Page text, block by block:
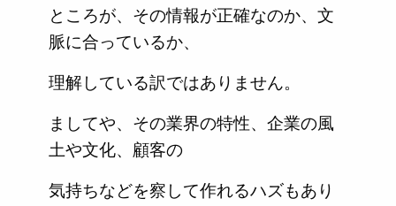
ところが、その情報が正確なのか、文
脈に合っているか、
理解している訳ではありません。
ましてや、その業界の特性、企業の風
土や文化、顧客の
気持ちなどを察して作れるハズもあり